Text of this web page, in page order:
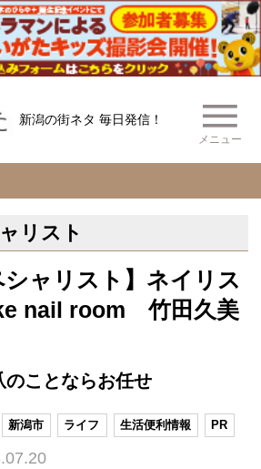
新潟の街ネタ 毎日発信！
メニュー
リスト
シャリスト】ネイリス
nail room 竹田久美
ことならお任せ
新潟市 ライフ 生活便利情報 PR